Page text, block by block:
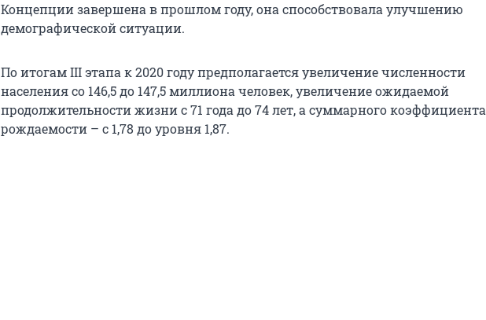
Концепции завершена в прошлом году, она способствовала улучшению
демографической ситуации.
По итогам III этапа к 2020 году предполагается увеличение численности
населения со 146,5 до 147,5 миллиона человек, увеличение ожидаемой
продолжительности жизни с 71 года до 74 лет, а суммарного коэффициента
рождаемости – с 1,78 до уровня 1,87.